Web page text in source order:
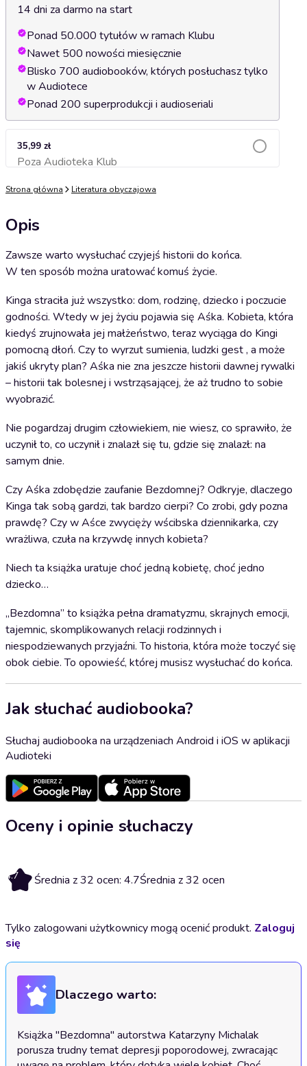
14 dni za darmo na start
Ponad 50.000 tytułów w ramach Klubu
Nawet 500 nowości miesięcznie
Blisko 700 audiobooków, których posłuchasz tylko
w Audiotece
Ponad 200 superprodukcji i audioseriali
35,99 zł
Poza Audioteka KlubDodaj do koszyka
Strona główna Literatura obyczajowa
Opis
Zawsze warto wysłuchać czyjejś historii do końca.
W ten sposób można uratować komuś życie.
Kinga straciła już wszystko: dom, rodzinę, dziecko i poczucie
godności. Wtedy w jej życiu pojawia się Aśka. Kobieta, która
kiedyś zrujnowała jej małżeństwo, teraz wyciąga do Kingi
pomocną dłoń. Czy to wyrzut sumienia, ludzki gest , a może
jakiś ukryty plan? Aśka nie zna jeszcze historii dawnej rywalki
– historii tak bolesnej i wstrząsającej, że aż trudno to sobie
wyobrazić.
Nie pogardzaj drugim człowiekiem, nie wiesz, co sprawiło, że
uczynił to, co uczynił i znalazł się tu, gdzie się znalazł: na
samym dnie.
Czy Aśka zdobędzie zaufanie Bezdomnej? Odkryje, dlaczego
Kinga tak sobą gardzi, tak bardzo cierpi? Co zrobi, gdy pozna
prawdę? Czy w Aśce zwycięży wścibska dziennikarka, czy
wrażliwa, czuła na krzywdę innych kobieta?
Niech ta książka uratuje choć jedną kobietę, choć jedno
dziecko…
„Bezdomna” to książka pełna dramatyzmu, skrajnych emocji,
tajemnic, skomplikowanych relacji rodzinnych i
niespodziewanych przyjaźni. To historia, która może toczyć się
obok ciebie. To opowieść, której musisz wysłuchać do końca.
Jak słuchać audiobooka?
Słuchaj audiobooka na urządzeniach Android i iOS w aplikacji
Audioteki
Oceny i opinie słuchaczy
4.7 Średnia z 32 ocen: 4.7Średnia z 32 ocen
Tylko zalogowani użytkownicy mogą ocenić produkt. Zaloguj
się
Dlaczego warto:
Książka "Bezdomna" autorstwa Katarzyny Michalak
porusza trudny temat depresji poporodowej, zwracając